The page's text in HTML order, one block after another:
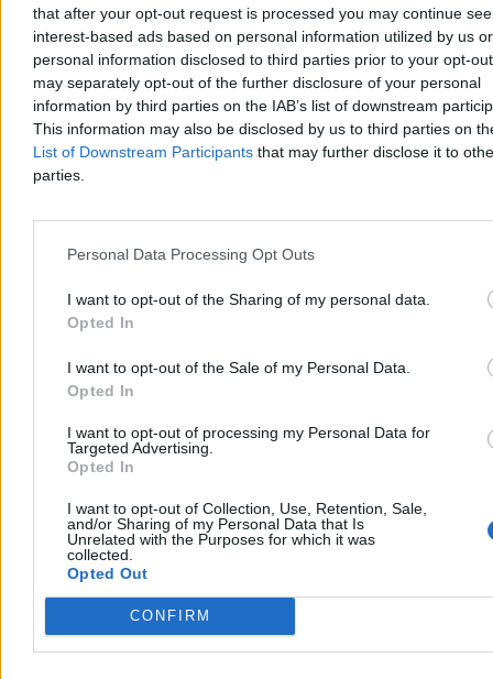
that after your opt-out request is processed you may continue
interest-based ads based on personal information utilized by us or
personal information disclosed to third parties prior to your opt-
may separately opt-out of the further disclosure of your personal
information by third parties on the IAB’s list of downstream
This information may also be disclosed by us to third parties on
List of Downstream Participants that may further disclose it to
parties.
Personal Data Processing Opt Outs
I want to opt-out of the Sharing of my personal data.
Opted In
I want to opt-out of the Sale of my Personal Data.
Opted In
I want to opt-out of processing my Personal Data for
Targeted Advertising.
Opted In
I want to opt-out of Collection, Use, Retention, Sale,
and/or Sharing of my Personal Data that Is
Unrelated with the Purposes for which it was
collected.
Opted Out
CONFIRM
Orlen podał wyniki finansowe za pierwsze
półrocze. „Znacznie wyższy zysk”
Zysk netto Grupy Orlen w I półroczu tego roku wyniósł ponad 15,8
mld zł i był wyższy o blisko 10,2 mld zł liczony rok do roku -
poinformował w czwartek koncern. W samym drugim kwartale
zysk netto wyniósł 7,7 mld zł przy przychodach rzędu 76,5 mld zł.
Dzisiaj 21:25